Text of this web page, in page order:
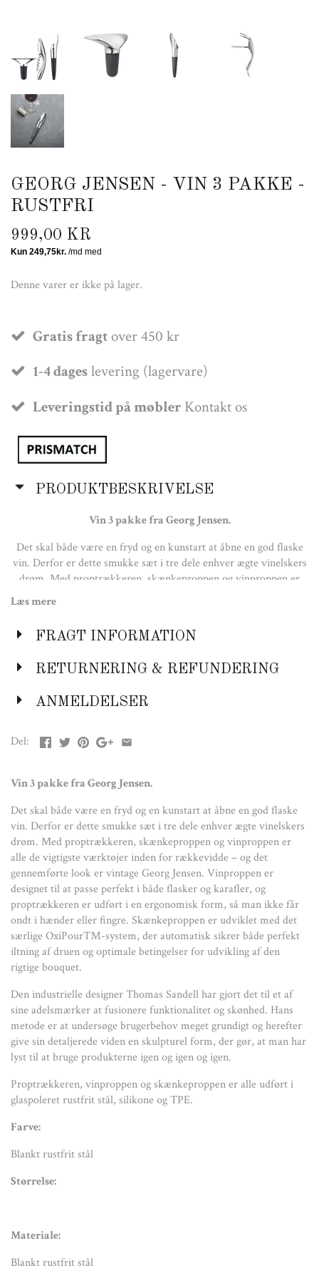
GEORG JENSEN - VIN 3 PAKKE -
RUSTFRI
999,00 KR
Denne varer er ikke på lager.
Gratis fragtover 450 kr
1-4 dageslevering (lagervare)
Leveringstid på møbler Kontakt os
PRODUKTBESKRIVELSE
Vin 3 pakke fra Georg Jensen.
Det skal både være en fryd og en kunstart at åbne en god flaske
vin. Derfor er dette smukke sæt i tre dele enhver ægte vinelskers
drøm. Med proptrækkeren, skænkeproppen og vinproppen er
proptrækkeren er udført i en ergonomisk form, så man ikke får
særlige OxiPour™-system, der automatisk sikrer både perfekt
rigtige bouquet.
sine adelsmærker at fusionere funktionalitet og skønhed. Hans
give sin detaljerede viden en skulpturel form, der gør, at man har
lyst til at bruge produkterne igen og igen og igen.
Proptrækkeren, vinproppen og skænkeproppen er alle udført i
glaspoleret rustfrit stål, silikone og TPE.
Farve:
Blankt rustfrit stål
Størrelse:
Blankt rustfrit stål
Plejeanvisning:
Tørres af med fugtig klud
Læs mere
FRAGT INFORMATION
RETURNERING & REFUNDERING
ANMELDELSER
Del:
Vin 3 pakke fra Georg Jensen.
Det skal både være en fryd og en kunstart at åbne en god flaske
vin. Derfor er dette smukke sæt i tre dele enhver ægte vinelskers
drøm. Med proptrækkeren, skænkeproppen og vinproppen er
alle de vigtigste værktøjer inden for rækkevidde – og det
gennemførte look er vintage Georg Jensen. Vinproppen er
designet til at passe perfekt i både flasker og karafler, og
proptrækkeren er udført i en ergonomisk form, så man ikke får
ondt i hænder eller fingre. Skænkeproppen er udviklet med det
særlige OxiPour™-system, der automatisk sikrer både perfekt
iltning af druen og optimale betingelser for udvikling af den
rigtige bouquet.
Den industrielle designer Thomas Sandell har gjort det til et af
sine adelsmærker at fusionere funktionalitet og skønhed. Hans
metode er at undersøge brugerbehov meget grundigt og herefter
give sin detaljerede viden en skulpturel form, der gør, at man har
lyst til at bruge produkterne igen og igen og igen.
Proptrækkeren, vinproppen og skænkeproppen er alle udført i
glaspoleret rustfrit stål, silikone og TPE.
Farve:
Blankt rustfrit stål
Størrelse:
Materiale:
Blankt rustfrit stål